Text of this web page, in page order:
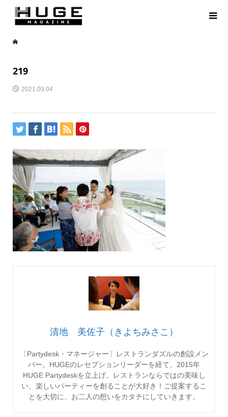
219
2021.09.04
清地 美佐子（きよちみさこ）
〔Partydesk・マネージャー〕レストランダズルの創設メン
バー。HUGEのレセプションリーダーを経て、2015年
HUGE Partydeskを立上げ。レストランならではの美味し
い、楽しいパーティーを創ることが大好き！ご提案するこ
とを大切に、お二人の想いをカタチにしていきます。